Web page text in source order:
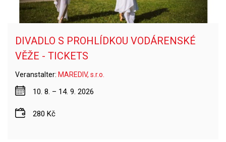
DIVADLO S PROHLÍDKOU VODÁRENSKÉ
VĚŽE - TICKETS
Veranstalter: MAREDIV, s.r.o.
10. 8. – 14. 9. 2026
280 Kč